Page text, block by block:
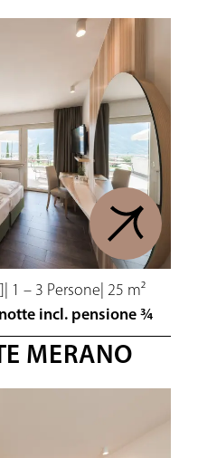
1 – 3 Persone 25 m²
incl. pensione ¾
MERANO